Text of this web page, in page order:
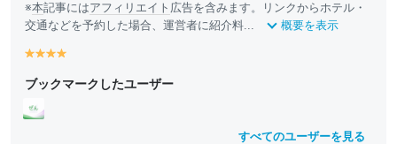
※本記事にはアフィリエイト 広告を含みます。リンクからホテル・
交通などを予約した場合、運営者に紹介料...
概要を表示
y
ll
o
w
y
ll
o
w
y
ll ll
ブックマークしたユーザー
すべてのユーザーを見る